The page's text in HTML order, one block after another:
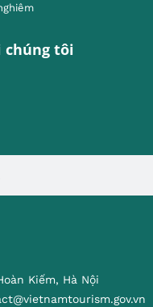
chúng tôi
Kiếm, Hà Nội